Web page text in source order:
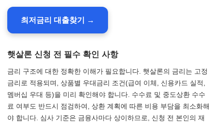
최저금리 대출찾기 →
햇살론 신청 전 필수 확인 사항
금리 구조에 대한 정확한 이해가 필요합니다. 햇살론의 금리는 고정
금리로 적용되며, 상품별 우대금리 조건(급여 이체, 신용카드 실적,
멤버십 우대 등)을 미리 확인해야 합니다. 수수료 및 중도상환 수수
료 여부도 반드시 점검하여, 상환 계획에 따른 비용 부담을 최소화해
야 합니다. 심사 기준은 금융사마다 상이하므로, 신청 전 본인의 재